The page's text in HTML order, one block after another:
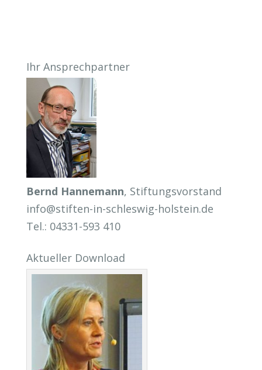
Ihr Ansprechpartner
Bernd Hannemann, Stiftungsvorstand
info@stiften-in-schleswig-holstein.de
Tel.: 04331-593 410
Aktueller Download